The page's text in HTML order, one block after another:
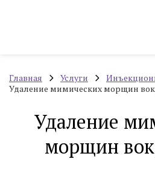
Главная Услуги
Удаление мимических морщин
Удаление
морщин